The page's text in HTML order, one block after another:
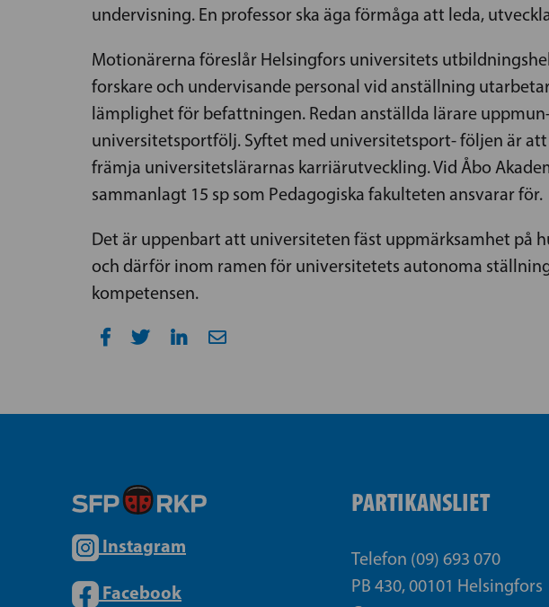
undervisning. En professor ska äga förmåga att leda,
Motionärerna föreslår Helsingfors universitets
forskare och undervisande personal vid anställning
lämplighet för befattningen. Redan anställda lärare
universitetsportfölj. Syftet med universitetsport- följen är
främja universitetslärarnas karriärutveckling. Vid Åbo
sammanlagt 15 sp som Pedagogiska fakulteten ansvarar för.
Det är uppenbart att universiteten fäst uppmärksamhet
och därför inom ramen för universitetets autonoma
kompetensen.
Instagram
Facebook
PARTIKANSLIET
Telefon (09) 693 070
PB 430, 00101 Helsingfors